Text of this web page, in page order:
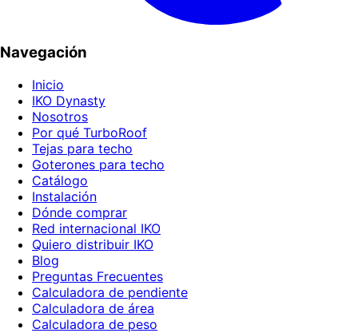
Navegación
Inicio
IKO Dynasty
Nosotros
Por qué TurboRoof
Tejas para techo
Goterones para techo
Catálogo
Instalación
Dónde comprar
Red internacional IKO
Quiero distribuir IKO
Blog
Preguntas Frecuentes
Calculadora de pendiente
Calculadora de área
Calculadora de peso